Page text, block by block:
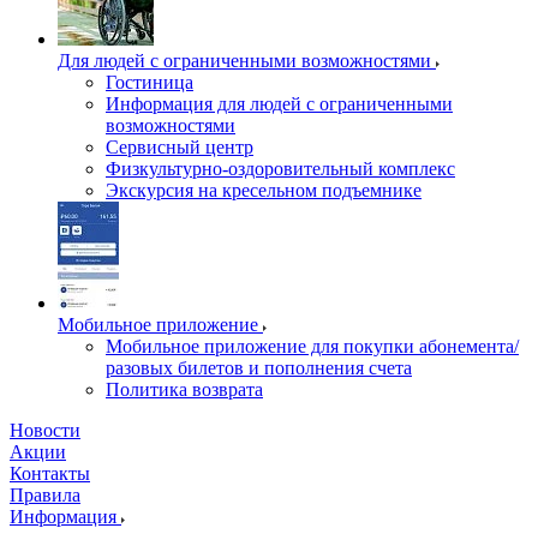
Для людей с ограниченными возможностями
Гостиница
Информация для людей с ограниченными
возможностями
Сервисный центр
Физкультурно-оздоровительный комплекс
Экскурсия на кресельном подъемнике
Мобильное приложение
Мобильное приложение для покупки абонемента/
разовых билетов и пополнения счета
Политика возврата
Новости
Акции
Контакты
Правила
Информация